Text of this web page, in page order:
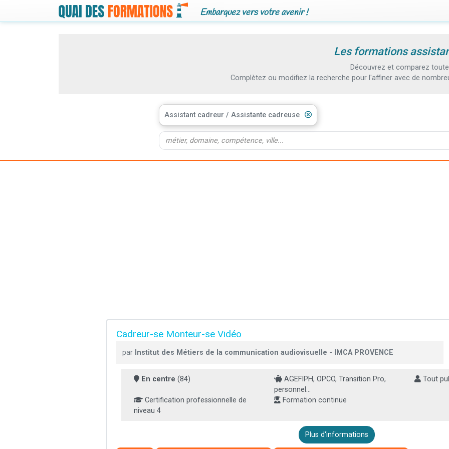
Embarquez vers votre avenir !
Les formations
Découvrez et comparez
Complètez ou modifiez la recherche pour l'affiner avec de
Assistant cadreur / Assistante cadreuse
Cadreur-se Monteur-se Vidéo
par Institut des Métiers de la communication audiovisuelle - IMCA PROVENCE
En centre (84)
AGEFIPH, OPCO, Transition Pro,
personnel...
Tout
Certification professionnelle de
niveau 4
Formation continue
Plus d'informations